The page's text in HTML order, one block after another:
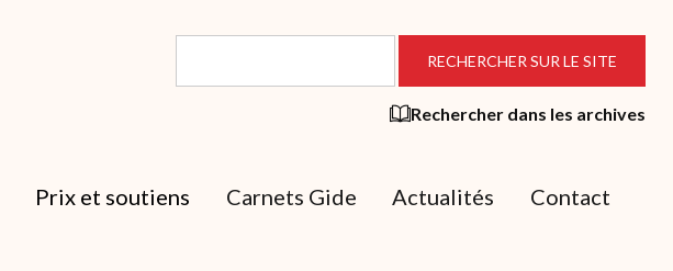
Rechercher dans les archives
Prix et soutiens Carnets Gide Actualités Contact